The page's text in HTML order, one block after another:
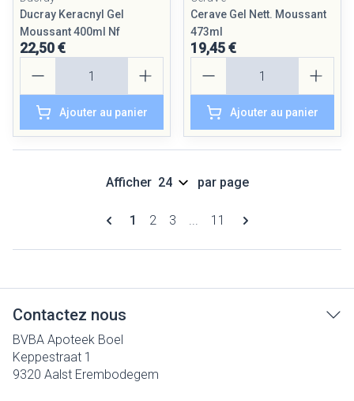
Ducray Keracnyl Gel
Moussant 400ml Nf
22,50 €
Ajouter au panier
Cerave Gel Nett. Moussant
473ml
19,45 €
Ajouter au panier
Pages
Vous lisez actuellement la page
1 Page
2 Page
3 ... Page
11
Afficher par page
Contactez nous
BVBA Apoteek Boel
Keppestraat 1
9320 Aalst Erembodegem